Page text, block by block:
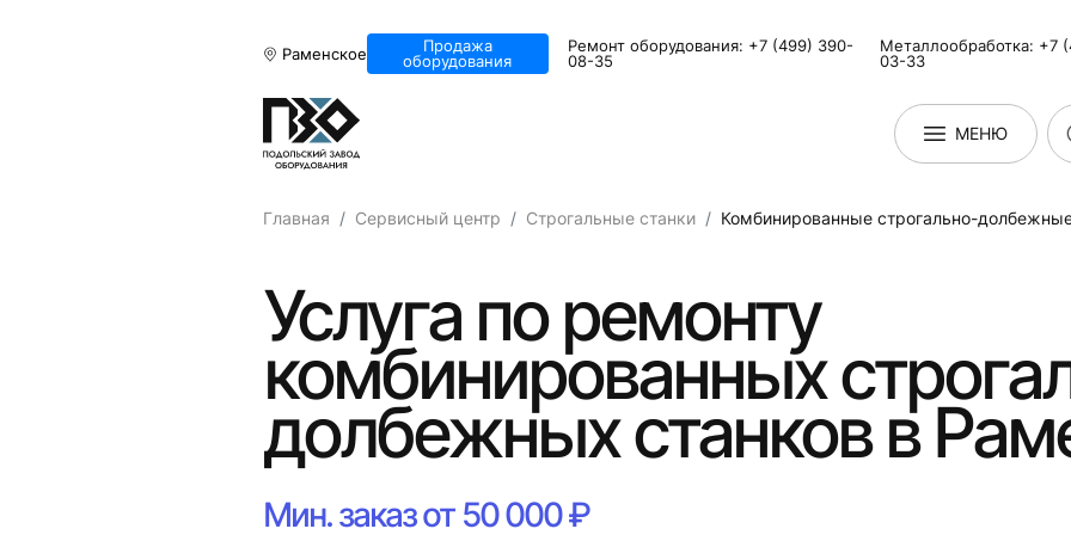
Раменское
Продажа
оборудования
Ремонт оборудования: +7 (499) 390-
08-35
Металлообработка: +7
03-33
МЕНЮ
Главная Сервисный центр Строгальные станки Комбинированные строгально-
Услуга по ремонту
комбинированных
долбежных станков в
Мин. заказ от 50 000 ₽